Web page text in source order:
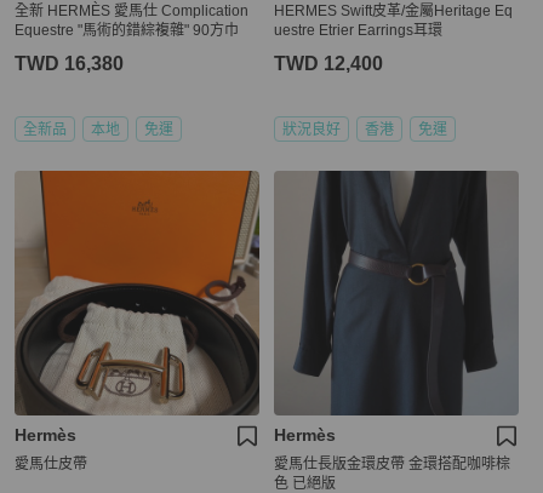
全新 HERMÈS 愛馬仕 Complication
Equestre "馬術的錯綜複雜" 90方巾
TWD 16,380
全新品 本地 免運
HERMES Swift皮革/金屬Heritage Eq
uestre Etrier Earrings耳環
TWD 12,400
狀況良好 香港 免運
Hermès
愛馬仕皮帶
Hermès
愛馬仕長版金環皮帶 金環搭配咖啡棕
色 已絕版